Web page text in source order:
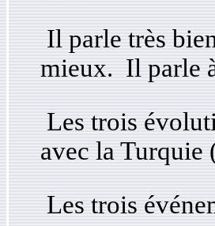
Il parle très
mieux. Il parle
Les trois
avec la Turquie
Les trois